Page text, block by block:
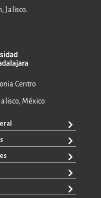
Jalisco.
Centro
México